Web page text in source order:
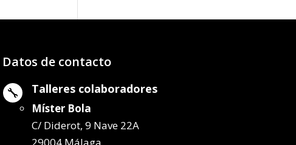
hasta
Datos de contacto
 Talleres colaboradores
Míster Bola
C/ Diderot, 9 Nave 22A
29004 Málaga